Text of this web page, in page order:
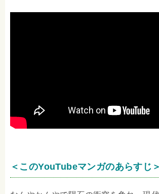
＜このYouTubeマンガのあらすじ＞